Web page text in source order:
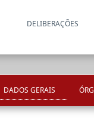
DELIBERAÇÕES
DADOS GERAIS